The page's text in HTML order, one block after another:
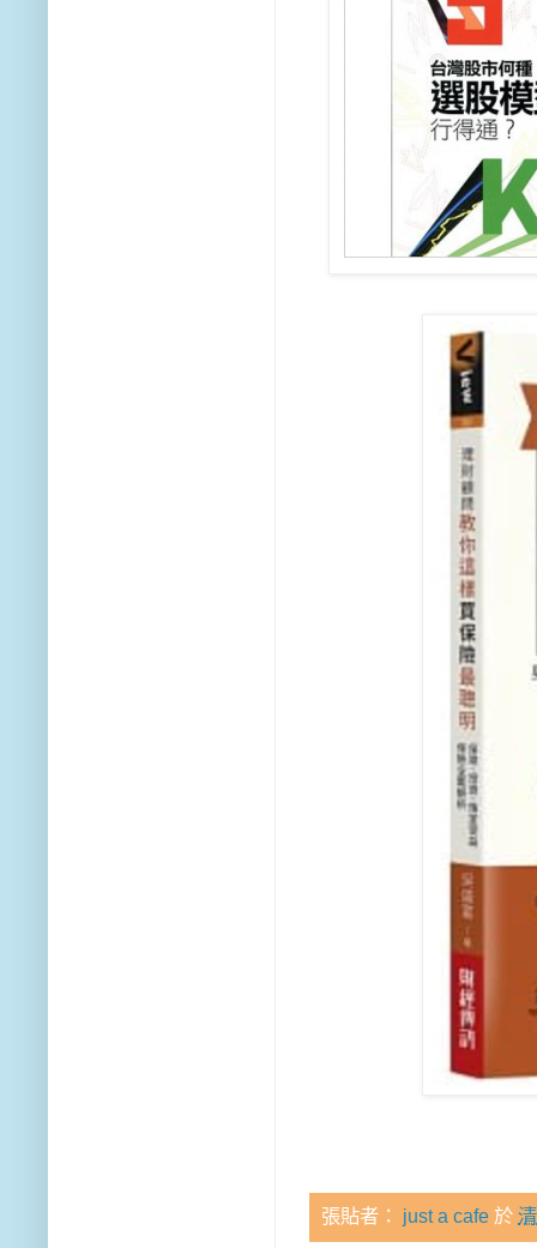
張貼者： just a cafe 於